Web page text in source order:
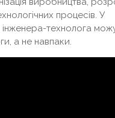
процесів. У
інженера-технолога
а не навпаки.